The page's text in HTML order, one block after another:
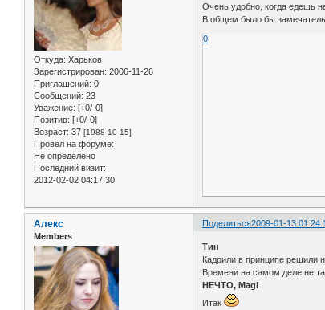
Откуда: Харьков
Зарегистрирован: 2006-11-26
Приглашений: 0
Сообщений: 23
Уважение: [+0/-0]
Позитив: [+0/-0]
Возраст: 37 [1988-10-15]
Провел на форуме:
Не определено
Последний визит:
2012-02-02 04:17:30
Очень удобно, когда едешь
В общем было бы
0
Поделиться2009-01-13
Алекс
Members
Тин
Кадрили в принципе решили
Времени на самом деле не
НЕЧТО, Magi
Итак